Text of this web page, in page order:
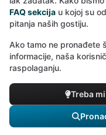
FAQ sekcija u kojoj su
pitanja naših gostiju.
Ako tamo ne pronađete
informacije, naša
raspolaganju.
Treba